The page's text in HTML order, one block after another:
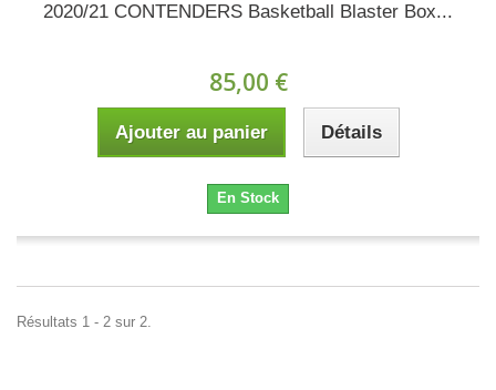
2020/21 CONTENDERS Basketball Blaster Box...
85,00 €
Ajouter au panier Détails
En Stock
Résultats 1 - 2 sur 2.